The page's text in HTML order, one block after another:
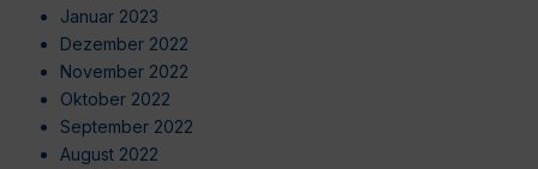
Januar 2023
Dezember 2022
November 2022
Oktober 2022
September 2022
August 2022